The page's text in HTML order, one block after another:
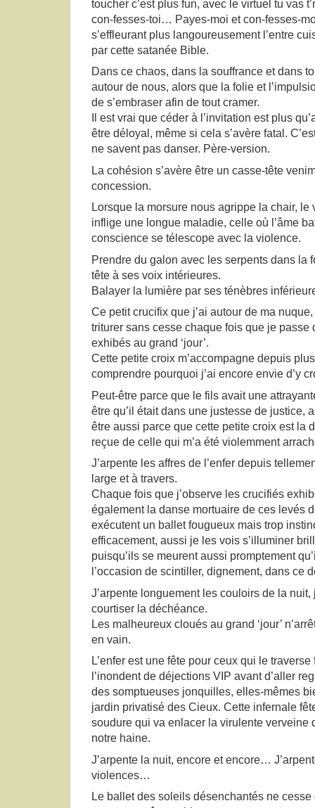
toucher c’est plus fun, avec le virtuel tu vas
con-fesses-toi… Payes-moi et con-fesses-
s’effleurant plus langoureusement l’entre
par cette satanée Bible.
Dans ce chaos, dans la souffrance et dans
autour de nous, alors que la folie et
de s’embraser afin de tout cramer.
Il est vrai que céder à l’invitation est plus
être déloyal, même si cela s’avère fatal.
ne savent pas danser. Père-version.
La cohésion s’avère être un casse-tête
concession.
Lorsque la morsure nous agrippe la chair,
inflige une longue maladie, celle où l’âme
conscience se télescope avec la violence.
Prendre du galon avec les serpents dans la
tête à ses voix intérieures.
Balayer la lumière par ses ténèbres
Ce petit crucifix que j’ai autour de ma
triturer sans cesse chaque fois que je passe
exhibés au grand ‘jour’.
Cette petite croix m’accompagne depuis
comprendre pourquoi j’ai encore envie d’y
Peut-être parce que le fils avait une
être qu’il était dans une justesse de justice,
être aussi parce que cette petite croix est la
reçue de celle qui m’a été violemment
J’arpente les affres de l’enfer depuis
large et à travers.
Chaque fois que j’observe les crucifiés
également la danse mortuaire de ces levés
exécutent un ballet fougueux mais trop
efficacement, aussi je les vois s’illuminer
puisqu’ils se meurent aussi promptement
l’occasion de scintiller, dignement, dans ce
J’arpente longuement les couloirs de la
courtiser la déchéance.
Les malheureux cloués au grand ‘jour’
en vain.
L’enfer est une fête pour ceux qui le
l’inondent de déjections VIP avant d’aller
des somptueuses jonquilles, elles-mêmes
jardin privatisé des Cieux. Cette infernale
soudure qui va enlacer la virulente verveine
notre haine.
J’arpente la nuit, encore et encore…
violences…
Le ballet des soleils désenchantés ne cesse